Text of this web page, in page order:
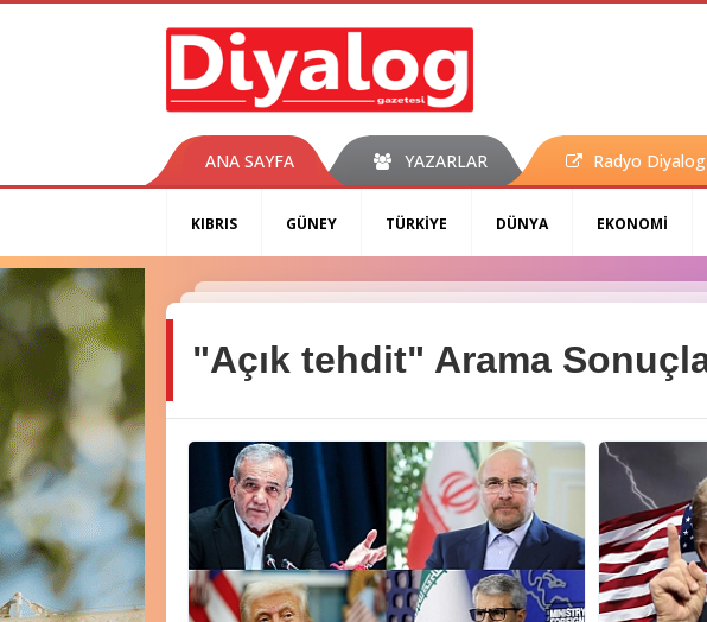
ANA SAYFA YAZARLAR Radyo Diyalog
KIBRIS GÜNEY TÜRKİYE DÜNYA EKONOMİ
"Açık tehdit" Arama